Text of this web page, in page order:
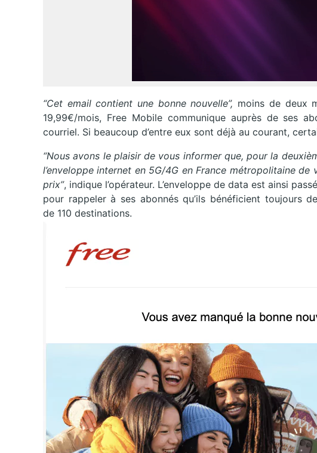
“Cet email contient une bonne nouvelle”, moins de deux
19,99€/mois, Free Mobile communique auprès de ses
courriel. Si beaucoup d’entre eux sont déjà au courant,
“Nous avons le plaisir de vous informer que, pour la
l’enveloppe internet en 5G/4G en France métropolitaine
prix”, indique l’opérateur. L’enveloppe de data est ainsi
pour rappeler à ses abonnés qu’ils bénéficient toujours
de 110 destinations.